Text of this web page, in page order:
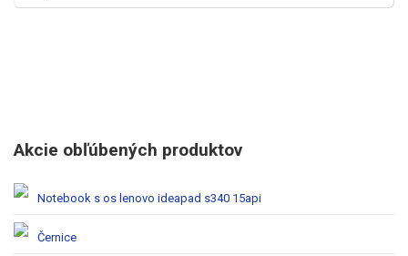
Akcie obľúbených produktov
Notebook s os lenovo ideapad s340 15api
Černice